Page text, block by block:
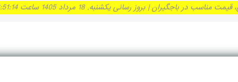
در باجگيران | بروز رسانی یکشنبه, 18 مرداد 1405 ساعت 06:51:14.